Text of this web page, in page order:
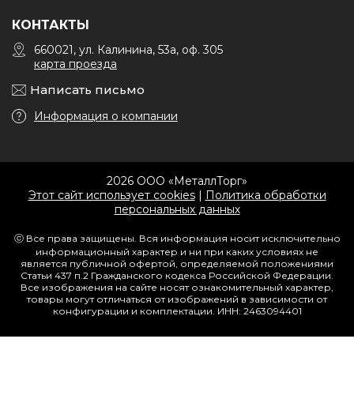
КОНТАКТЫ
660021, ул. Калинина, 53а, оф. 305
карта проезда
Написать письмо
Информация о компании
2026 ООО «МеталлТорг»
Этот сайт использует cookies| Политика обработки
персональных данных
ⓒ Все права защищены. Вся информация носит исключительно
информационный характер и ни при каких условиях не
является публичной офертой, определяемой положениями
Статьи 437 п.2 Гражданского кодекса Российской Федерации.
Все изображения на сайте носят ознакомительный характер,
товары могут отличаться от изображений в зависимости от
конфигурации и комплектации. ИНН: 2463094401